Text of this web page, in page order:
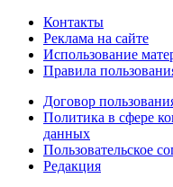
Контакты
Реклама на сайте
Использование
Правила
Договор
Политика в сфере
данных
Пользовательское
Редакция